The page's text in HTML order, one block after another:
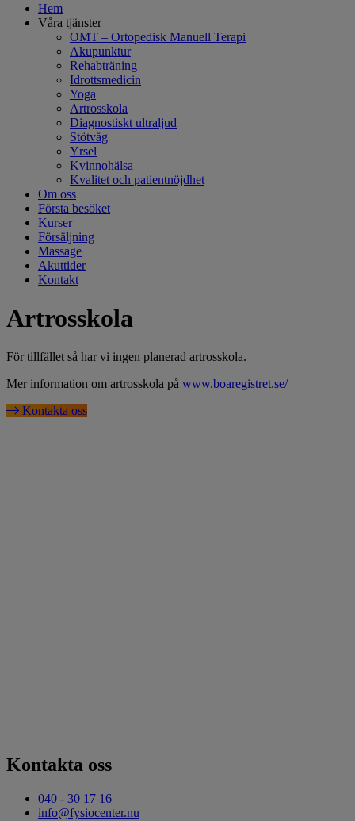
Hem
Våra tjänster
OMT – Ortopedisk Manuell Terapi
Akupunktur
Rehabträning
Idrottsmedicin
Yoga
Artrosskola
Diagnostiskt ultraljud
Stötvåg
Yrsel
Kvinnohälsa
Kvalitet och patientnöjdhet
Om oss
Första besöket
Kurser
Försäljning
Massage
Akuttider
Kontakt
Artrosskola
För tillfället så har vi ingen planerad artrosskola.
Mer information om artrosskola på www.boaregistret.se/
Kontakta oss
Kontakta oss
040 - 30 17 16
info@fysiocenter.nu